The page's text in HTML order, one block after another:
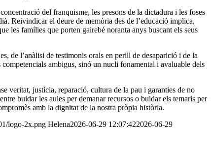
del franquisme, les presons de la dictadura i les foses
Reivindicar el deure de memòria des de l’educació implica,
les famílies que porten gairebé noranta anys buscant els seus
de l’anàlisi de testimonis orals en perill de desaparició i de la
ambigus, sinó un nucli fonamental i avaluable dels
veritat, justícia, reparació, cultura de la pau i garanties de no
buidar les aules per demanar recursos o buidar els temaris per
amb la dignitat de la nostra pròpia història.
logo-2x.png Helena2026-06-29 12:07:422026-06-29